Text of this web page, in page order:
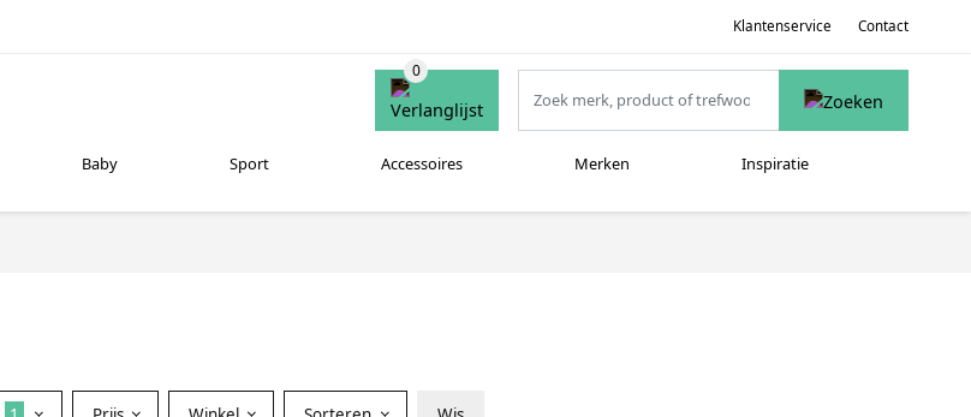
Klantenservice Contact
Baby Sport Accessoires Merken Inspiratie